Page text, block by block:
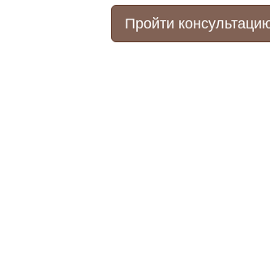
Пройти